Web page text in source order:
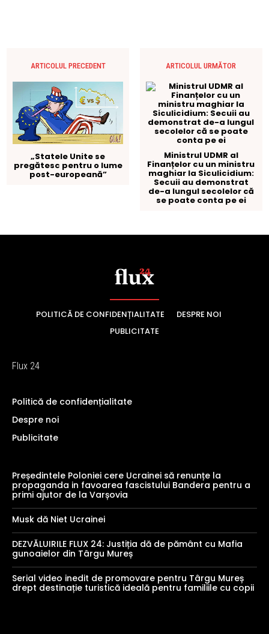
POLITICĂ DE CONFIDENȚIALITATE
DESPRE NOI
PUBLICITATE
Flux 24
Politică de confidențialitate
Despre noi
Publicitate
Președintele Poloniei cere Ucrainei să renunțe la
propaganda in favoarea fascistului Bandera pentru a
primi ajutor de la Varșovia
Musk dă Niet Ucrainei
DEZVĂLUIRILE FLUX 24: Justiția dă de pământ cu Mafia
gunoaielor din Târgu Mureș
Serial video inedit de promovare pentru Târgu Mureș
drept destinație turistică ideală pentru familiile cu copii